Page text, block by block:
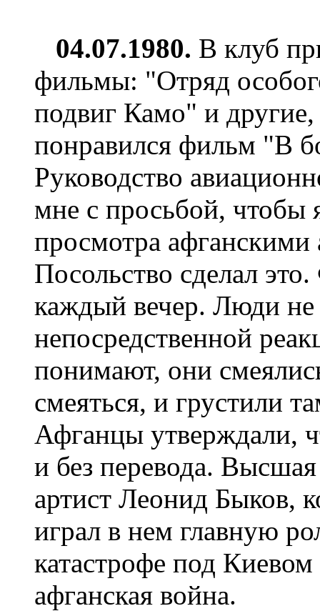
04.07.1980. В клуб
фильмы: "Отряд
подвиг Камо" и
понравился фильм "В
Руководство
мне с просьбой, чтобы
просмотра афганскими
Посольство сделал
каждый вечер. Люди не
непосредственной
понимают, они
смеяться, и грустили
Афганцы утверждали,
и без перевода.
артист Леонид Быков,
играл в нем главную
катастрофе под Киевом
афганская война.